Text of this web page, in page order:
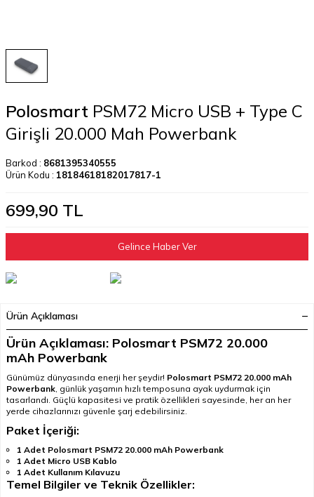
Polosmart PSM72 Micro USB + Type C
Girişli 20.000 Mah Powerbank
Barkod : 8681395340555
Ürün Kodu : 18184618182017817-1
699,90 TL
Gelince Haber Ver
Ürün Açıklaması
Ürün Açıklaması: Polosmart PSM72 20.000
mAh Powerbank
Günümüz dünyasında enerji her şeydir! Polosmart PSM72 20.000 mAh
Powerbank , günlük yaşamın hızlı temposuna ayak uydurmak için
tasarlandı. Güçlü kapasitesi ve pratik özellikleri sayesinde, her an her
yerde cihazlarınızı güvenle şarj edebilirsiniz.
Paket İçeriği:
1 Adet Polosmart PSM72 20.000 mAh Powerbank
1 Adet Micro USB Kablo
1 Adet Kullanım Kılavuzu
Temel Bilgiler ve Teknik Özellikler: